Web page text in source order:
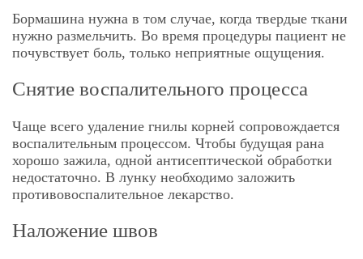
Бормашина нужна в том случае, когда твердые ткани
нужно размельчить. Во время процедуры пациент не
почувствует боль, только неприятные ощущения.
Снятие воспалительного процесса
Чаще всего удаление гнилы корней сопровождается
воспалительным процессом. Чтобы будущая рана
хорошо зажила, одной антисептической обработки
недостаточно. В лунку необходимо заложить
противовоспалительное лекарство.
Наложение швов